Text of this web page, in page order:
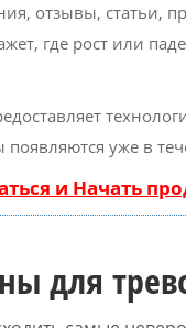
отзывы, статьи,
где рост или
появляются уже в
и Начать
для